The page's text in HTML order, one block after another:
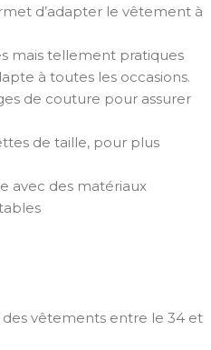
d’adapter le vêtement à
mais tellement pratiques
à toutes les occasions.
de couture pour assurer
de taille, pour plus
avec des matériaux
vêtements entre le 34 et